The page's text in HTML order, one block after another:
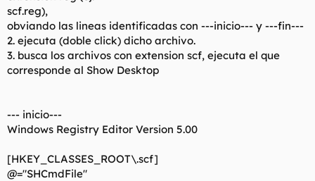
scf.reg),
obviando las lineas identificadas con ---inicio--- y ---fin---
2. ejecuta (doble click) dicho archivo.
3. busca los archivos con extension scf, ejecuta el que
corresponde al Show Desktop
--- inicio---
Windows Registry Editor Version 5.00
[HKEY_CLASSES_ROOT\.scf]
@="SHCmdFile"